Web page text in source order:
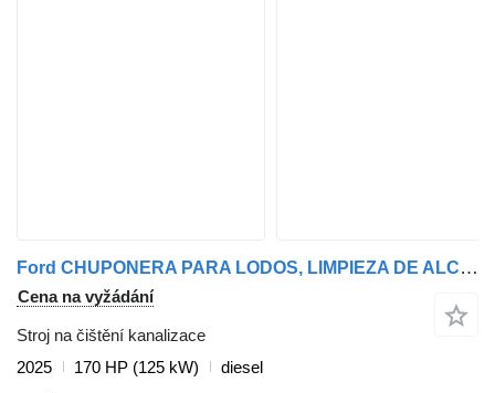
Ford CHUPONERA PARA LODOS, LIMPIEZA DE ALCANTARILLAS
Cena na vyžádání
Stroj na čištění kanalizace
2025
170 HP (125 kW)
diesel